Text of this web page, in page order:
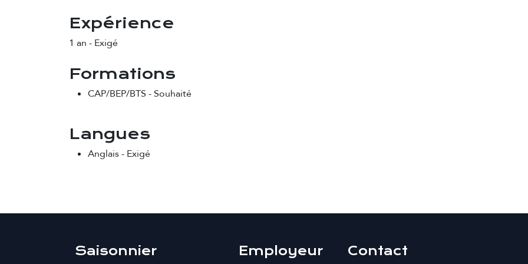
Expérience
1 an - Exigé
Formations
CAP/BEP/BTS -Souhaité
Langues
Anglais- Exigé
Saisonnier Employeur Contact